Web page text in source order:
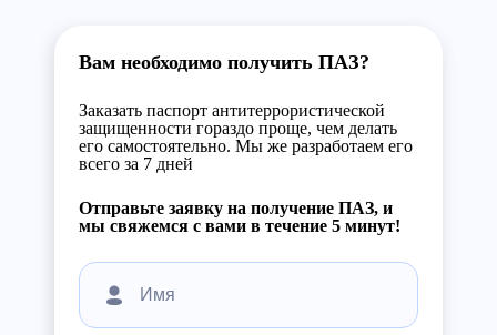
Вам необходимо получить ПАЗ?
Заказать паспорт антитеррористической
защищенности гораздо проще, чем делать
его самостоятельно. Мы же разработаем его
всего за 7 дней
Отправьте заявку на получение ПАЗ, и
мы свяжемся с вами в течение 5 минут!